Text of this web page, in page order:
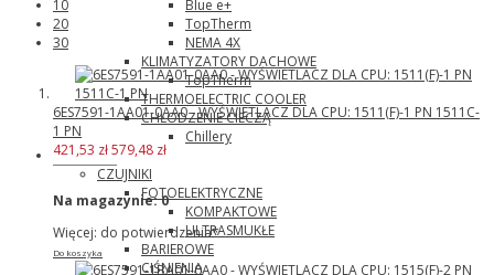
Blue e+
TopTherm
NEMA 4X
KLIMATYZATORY DACHOWE
TopTherm
THERMOELECTRIC COOLER
CHŁODZENIE CIECZĄ
Chillery
Panasonic
CZUJNIKI
FOTOELEKTRYCZNE
KOMPAKTOWE
ULTRASMUKŁE
BARIEROWE
CIŚNIENIA
10
20
30
6ES7591-1AA01-0AA0 - WYŚWIETLACZ DLA CPU: 1511(F)-1 PN 1511C-
1 PN
421,53 zł579,48 zł
Na magazynie:0
Więcej: do potwierdzenia*
Do koszyka